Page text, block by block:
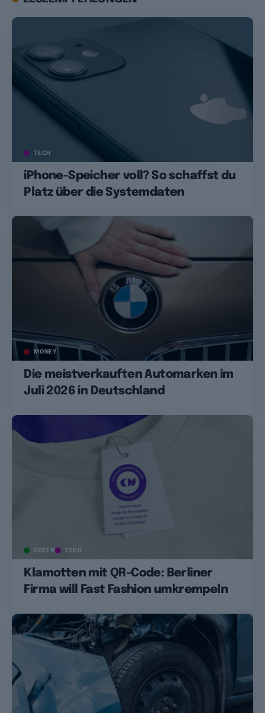
TECH
iPhone-Speicher voll? So schaffst du
Platz über die Systemdaten
MONEY
Die meistverkauften Automarken im
Juli 2026 in Deutschland
GREEN TECH
Klamotten mit QR-Code: Berliner
Firma will Fast Fashion umkrempeln